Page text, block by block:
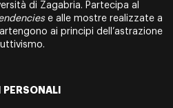
di Zagabria. Partecipa al
e alle mostre realizzate a
ai principi dell’astrazione